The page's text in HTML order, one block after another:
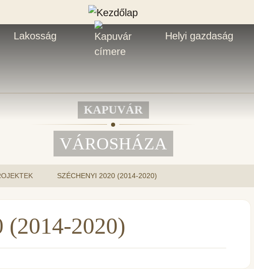
Lakosság Helyi gazdaság
KAPUVÁR
VÁROSHÁZA
SZÉCHENYI 2020 (2014-2020)
(2014-2020)